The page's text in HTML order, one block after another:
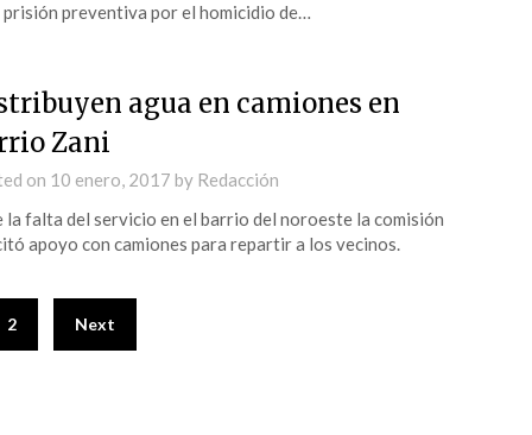
preventiva por el homicidio de…
agua en camiones en
Zani
on 10 enero, 2017 by Redacción
la falta del servicio en el barrio del noroeste la comisión
apoyo con camiones para repartir a los vecinos.
2 Next